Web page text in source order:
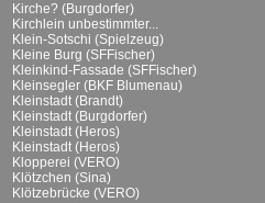
Kirche? (Burgdorfer)
Kirchlein unbestimmter...
Klein-Sotschi (Spielzeug)
Kleine Burg (SFFischer)
Kleinkind-Fassade (SFFischer)
Kleinsegler (BKF Blumenau)
Kleinstadt (Brandt)
Kleinstadt (Burgdorfer)
Kleinstadt (Heros)
Kleinstadt (Heros)
Klopperei (VERO)
Klötzchen (Sina)
Klötzebrücke (VERO)